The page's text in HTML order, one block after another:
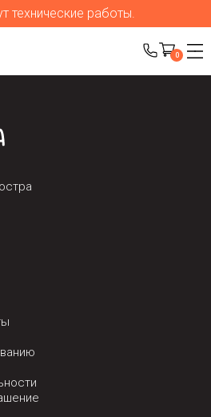
технические работы.
0